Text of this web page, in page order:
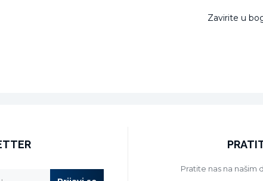
Zavirite u
Pratite nas na našim